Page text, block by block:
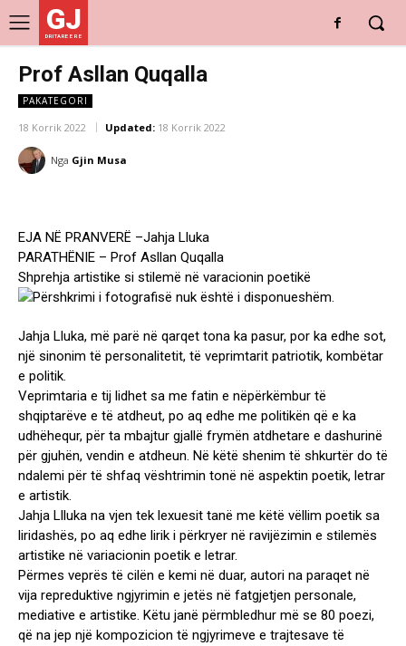
GJ
DRITARE E RE
Prof Asllan Quqalla
PAKATEGORI
18 Korrik 2022 Updated: 18 Korrik 2022
Nga Gjin Musa
EJA NË PRANVERË –Jahja Lluka
PARATHËNIE – Prof Asllan Quqalla
Shprehja artistike si stilemë në varacionin poetikë
Jahja Lluka, më parë në qarqet tona ka pasur, por ka edhe sot,
një sinonim të personalitetit, të veprimtarit patriotik, kombëtar
e politik.
Veprimtaria e tij lidhet sa me fatin e nëpërkëmbur të
shqiptarëve e të atdheut, po aq edhe me politikën që e ka
udhëhequr, për ta mbajtur gjallë frymën atdhetare e dashurinë
për gjuhën, vendin e atdheun. Në këtë shenim të shkurtër do të
ndalemi për të shfaq vështrimin tonë në aspektin poetik, letrar
e artistik.
Jahja Llluka na vjen tek lexuesit tanë me këtë vëllim poetik sa
liridashës, po aq edhe lirik i përkryer në ravijëzimin e stilemës
artistike në variacionin poetik e letrar.
Përmes veprës të cilën e kemi në duar, autori na paraqet në
vija repreduktive ngjyrimin e jetës në fatgjetjen personale,
mediative e artistike. Këtu janë përmbledhur më se 80 poezi,
që na jep një kompozicion të ngjyrimeve e trajtesave të